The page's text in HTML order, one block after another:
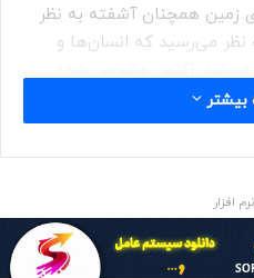
زمین همچنان آشفته به نظر
نظر می‌رسید که انسان‌ها و
بلامنازع زمین به شمار
میکروب‌های تک‌سلولی که در
این سیاره مسلط هستند و
بزرگ پدیده‌هایی نادر و
بیشتر
افزار